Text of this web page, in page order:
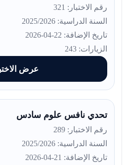
رقم الاختبار: 321
السنة الدراسية: 2025/2026
تاريخ الإضافة: 22-04-2026
الزيارات: 243
عرض
تحدي نافس علوم سادس
رقم الاختبار: 289
السنة الدراسية: 2025/2026
تاريخ الإضافة: 21-04-2026